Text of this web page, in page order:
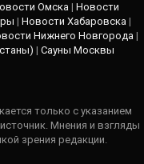
Омска| Новости
| Новости Хабаровска|
Нижнего Новгорода|
| Сауны Москвы
только с указанием
Мнения и взгляды
зрения редакции.